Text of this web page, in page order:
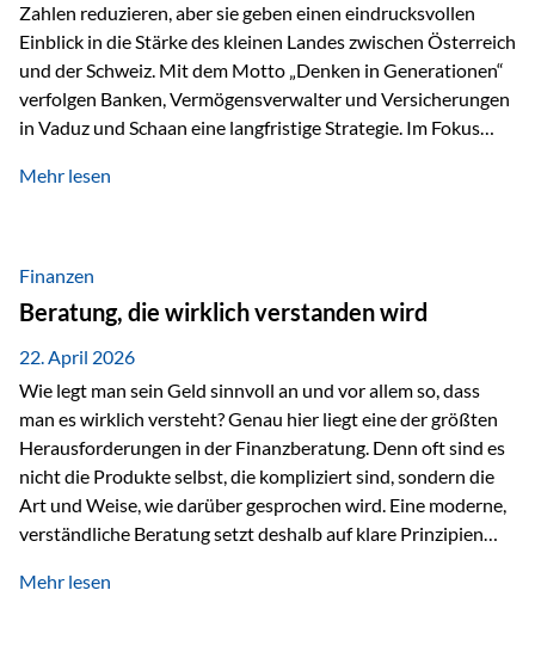
Zahlen reduzieren, aber sie geben einen eindrucksvollen
Einblick in die Stärke des kleinen Landes zwischen Österreich
und der Schweiz. Mit dem Motto „Denken in Generationen“
verfolgen Banken, Vermögensverwalter und Versicherungen
in Vaduz und Schaan eine langfristige Strategie. Im Fokus
Marktzugang Liechtenstein hat sich in den letzten Jahren zu
verfügbaren Kennzahlen (Stand Ende 2024, veröffentlicht
2025/2026)…
Mehr lesen
Finanzen
Beratung, die wirklich verstanden wird
22. April 2026
Wie legt man sein Geld sinnvoll an und vor allem so, dass
man es wirklich versteht? Genau hier liegt eine der größten
Herausforderungen in der Finanzberatung. Denn oft sind es
nicht die Produkte selbst, die kompliziert sind, sondern die
Art und Weise, wie darüber gesprochen wird. Eine moderne,
verständliche Beratung setzt deshalb auf klare Prinzipien
fünf zentrale Faktoren: eine saubere Struktur, breite
Mehr lesen